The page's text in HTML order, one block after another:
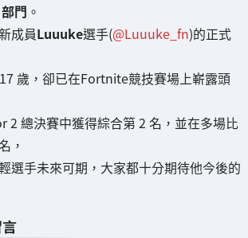
門 。
成員Luuuke選手(@Luuuke_fn)的正式
歲，卻已在Fortnite競技賽場上嶄露頭
2 總決賽中獲得綜合第 2 名，並在多場比
，
選手未來可期，大家都十分期待他今後的